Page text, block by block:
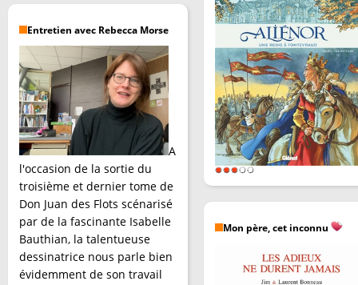
Entretien avec Rebecca Morse
A
l'occasion de la sortie du
troisième et dernier tome de
Don Juan des Flots scénarisé
par de la fascinante Isabelle
Bauthian, la talentueuse
dessinatrice nous parle bien
évidemment de son travail
Mon père, cet inconnu